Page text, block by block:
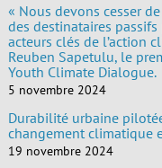
« Nous devons cesser
des destinataires
acteurs clés de l’action
Reuben Sapetulu, le
Youth Climate Dialogue.
5 novembre 2024
Durabilité urbaine
changement climatique
19 novembre 2024